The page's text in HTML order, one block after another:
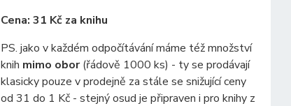
Cena: 31 Kč za knihu
PS. jako v každém odpočítávání máme též množství
knih mimo obor(řádově 1000 ks) - ty se prodávají
klasicky pouze v prodejně za stále se snižující ceny
od 31 do 1 Kč - stejný osud je připraven i pro knihy z